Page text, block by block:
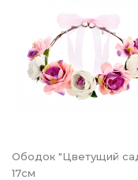
Ободок "Цветущий
17см